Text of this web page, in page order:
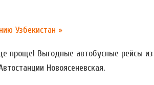
Узбекистан »
проще! Выгодные автобусные рейсы из
Новоясеневская.